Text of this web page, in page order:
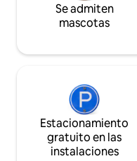
Se admiten
mascotas
Estacionamiento
gratuito en las
instalaciones